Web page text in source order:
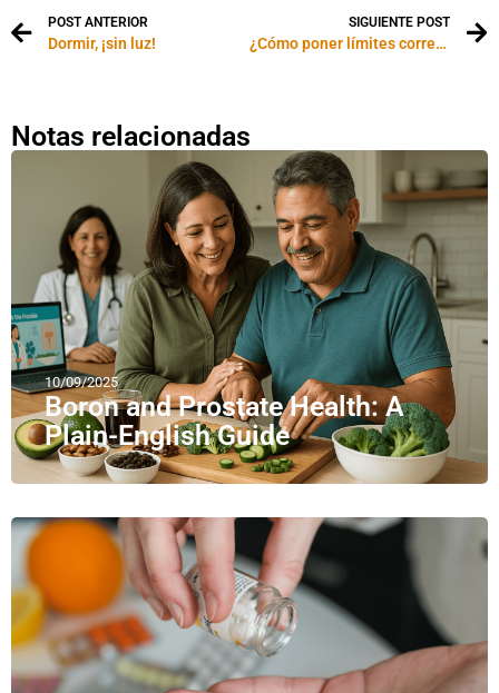
POST ANTERIOR
Dormir, ¡sin luz!
SIGUIENTE POST
¿Cómo poner límites correctamente?
Notas relacionadas
10/09/2025
Boron and Prostate Health: A
Plain-English Guide